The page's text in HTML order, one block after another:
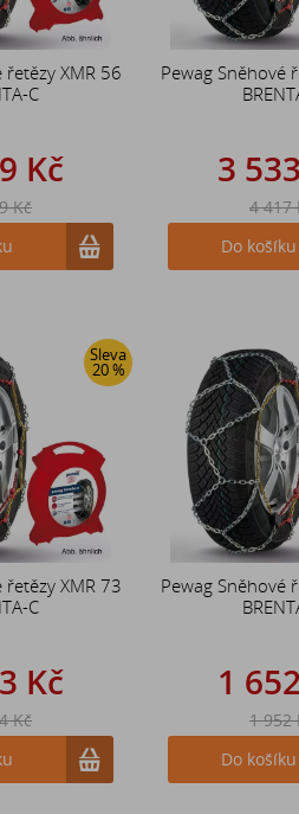
řetězy XMR 56
C
Kč
Kč
Pewag Sněhové
3
4 417
Do košíku
Sleva
20 %
řetězy XMR 73
C
Kč
Kč
Pewag Sněhové
1
1 952
Do košíku